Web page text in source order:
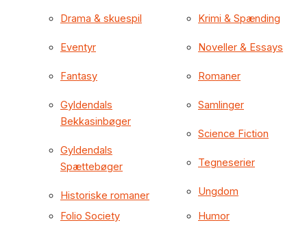
Drama & skuespil
Eventyr
Fantasy
Gyldendals
Bekkasinbøger
Gyldendals
Spættebøger
Historiske romaner
Krimi & Spænding
Noveller & Essays
Romaner
Samlinger
Science Fiction
Tegneserier
Ungdom
Folio Society
Humor